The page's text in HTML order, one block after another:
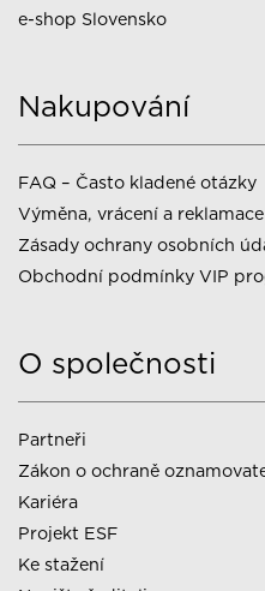
e-shop Slovensko
Nakupování
FAQ – Často kladené otázky
Výměna, vrácení a
Zásady ochrany osobních
Obchodní podmínky VIP
O společnosti
Partneři
Zákon o ochraně
Kariéra
Projekt ESF
Ke stažení